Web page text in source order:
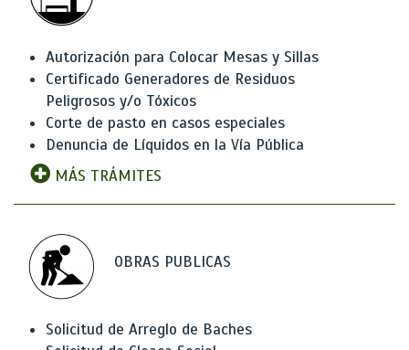
Autorización para Colocar Mesas y Sillas
Certificado Generadores de Residuos
Peligrosos y/o Tóxicos
Corte de pasto en casos especiales
Denuncia de Líquidos en la Vía Pública
MÁS TRÁMITES
OBRAS PUBLICAS
Solicitud de Arreglo de Baches